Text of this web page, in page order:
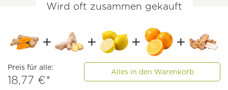
Wird oft zusammen gekauft
Preis für alle:
18,77 €*
Alles in den Warenkorb